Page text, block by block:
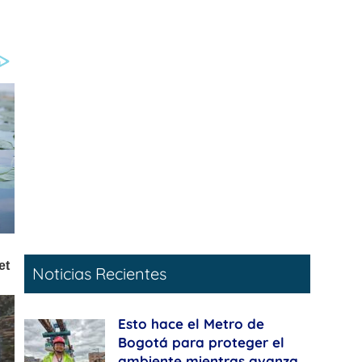
Noticias Recientes
Esto hace el Metro de
Bogotá para proteger el